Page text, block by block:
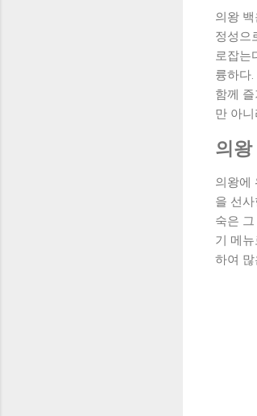
의왕
정성으
로잡는
륭하다
함께
만 아
의
의왕에
을 선
숙은
기 메
하여